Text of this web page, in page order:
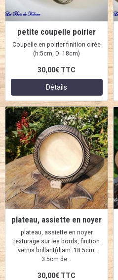
petite coupelle poirier
Coupelle en poirier finition cirée
(h:5cm, D: 18cm)
30,00€ TTC
Détails
plateau, assiette en noyer
plateau, assiette en noyer
texturage sur les bords, finition
vernis brillant(diam: 18.5cm,
3.5cm de...
30,00€ TTC